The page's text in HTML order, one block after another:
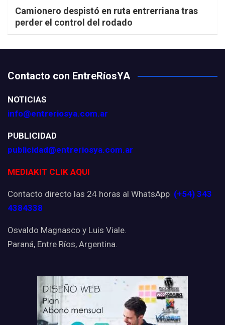
Camionero despistó en ruta entrerriana tras
perder el control del rodado
Contacto con EntreRíosYA
NOTICIAS
info@entreriosya.com.ar
PUBLICIDAD
publicidad@entreriosya.com.ar
MEDIAKIT CLIK AQUI
Contacto directo las 24 horas al WhatsApp (+54) 343
4384338
Osvaldo Magnasco y Luis Viale.
Paraná, Entre Ríos, Argentina.